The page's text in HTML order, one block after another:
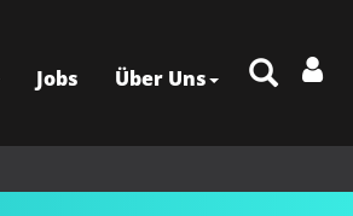
Jobs Über Uns